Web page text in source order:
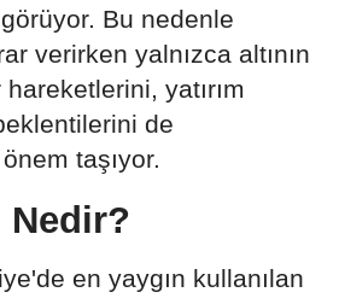
Bu nedenle
verirken yalnızca altının
yatırım
de
taşıyor.
Nedir?
en yaygın kullanılan